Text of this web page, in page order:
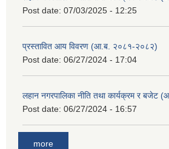
Post date: 07/03/2025 - 12:25
प्रस्तावित आय विवरण (आ.ब. २०८१-२०८२)
Post date: 06/27/2024 - 17:04
लहान नगरपालिका नीति तथा कार्यक्रम र
Post date: 06/27/2024 - 16:57
more